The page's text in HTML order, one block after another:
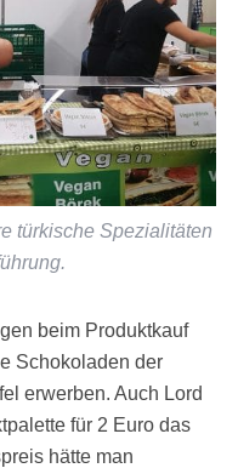
türkische Spezialitäten
beim Produktkauf
Schokoladen der
erwerben. Auch Lord
für 2 Euro das
hätte man